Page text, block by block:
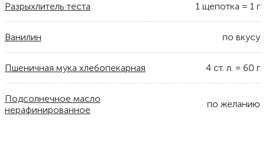
Разрыхлитель теста 1 щепотка = 1 г
Ванилин по вкусу
Пшеничная мука хлебопекарная 4 ст. л. = 60 г
Подсолнечное масло
нерафинированное
по желанию